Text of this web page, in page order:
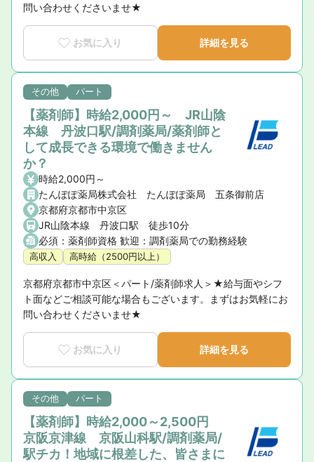
問い合わせくださいませ★
お気に入り 詳細を見る
その他 パート
【薬剤師】時給2,000円～ JR山陰
本線 丹波口駅/調剤薬局/薬剤師と
して成長できる環境で働きません
か？
時給2,000円～
たんぽぽ薬局株式会社 たんぽぽ薬局 五条御前店
京都府京都市中京区
JR山陰本線 丹波口駅 徒歩10分
必須：薬剤師資格 歓迎：調剤薬局での勤務経験
高収入 高時給（2500円以上）
京都府京都市中京区＜パート/薬剤師求人＞★給与面やシフ
ト面などご相談可能な場合もございます。まずはお気軽にお
問い合わせくださいませ★
お気に入り 詳細を見る
その他 パート
【薬剤師】時給2,000～2,500円
京阪京津線 京阪山科駅/調剤薬局/
駅チカ！地域に根差した、皆さまに